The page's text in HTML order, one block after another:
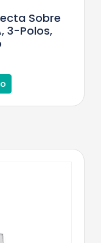
Sobre
3-Polos,